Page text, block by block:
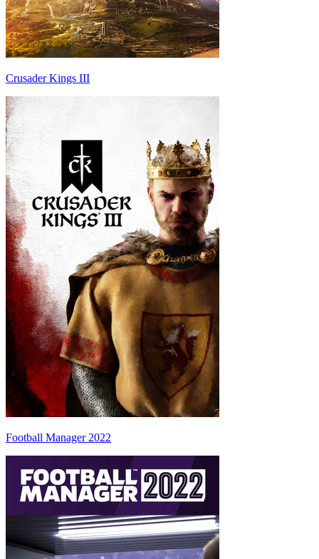
Crusader Kings III
Football Manager 2022